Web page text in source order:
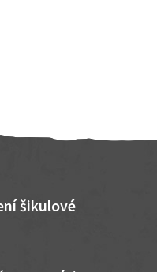
šikulové